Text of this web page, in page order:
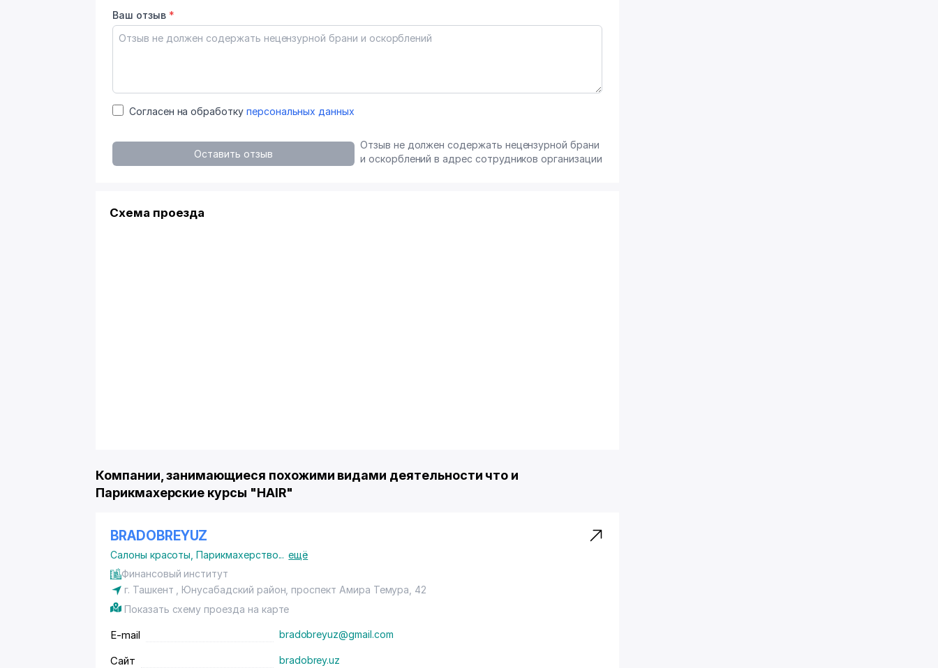
Ваш отзыв *
Согласен на обработку персональных данных
Оставить отзыв
Отзыв не должен содержать нецензурной брани
и оскорблений в адрес сотрудников организации
Схема проезда
Компании, занимающиеся похожими видами деятельности что и
Парикмахерские курсы "HAIR"
BRADOBREYUZ
Салоны красоты ,Парикмахерство... ещё
Финансовый институт
г. Ташкент , Юнусабадский район , проспект Амира Темура, 42
Показать схему проезда на карте
E-mail bradobreyuz@gmail.com
Сайт
bradobrey.uz